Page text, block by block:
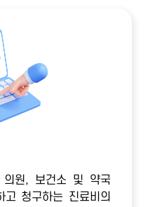
의원, 보건소 및 약국
고 청구하는 진료비의